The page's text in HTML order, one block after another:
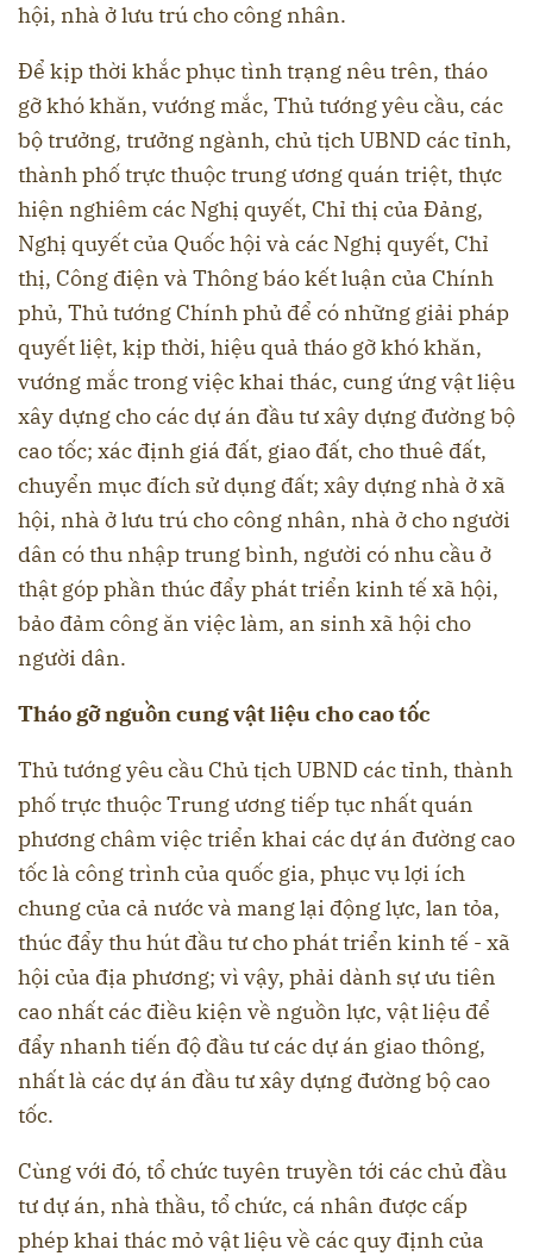
hội, nhà ở lưu trú cho công nhân.
Để kịp thời khắc phục tình trạng nêu trên, tháo
gỡ khó khăn, vướng mắc, Thủ tướng yêu cầu, các
bộ trưởng, trưởng ngành, chủ tịch UBND các tỉnh,
thành phố trực thuộc trung ương quán triệt, thực
hiện nghiêm các Nghị quyết, Chỉ thị của Đảng,
Nghị quyết của Quốc hội và các Nghị quyết, Chỉ
thị, Công điện và Thông báo kết luận của Chính
phủ, Thủ tướng Chính phủ để có những giải pháp
quyết liệt, kịp thời, hiệu quả tháo gỡ khó khăn,
vướng mắc trong việc khai thác, cung ứng vật liệu
xây dựng cho các dự án đầu tư xây dựng đường bộ
cao tốc; xác định giá đất, giao đất, cho thuê đất,
chuyển mục đích sử dụng đất; xây dựng nhà ở xã
hội, nhà ở lưu trú cho công nhân, nhà ở cho người
dân có thu nhập trung bình, người có nhu cầu ở
thật góp phần thúc đẩy phát triển kinh tế xã hội,
bảo đảm công ăn việc làm, an sinh xã hội cho
người dân.
Tháo gỡ nguồn cung vật liệu cho cao tốc
Thủ tướng yêu cầu Chủ tịch UBND các tỉnh, thành
phố trực thuộc Trung ương tiếp tục nhất quán
phương châm việc triển khai các dự án đường cao
tốc là công trình của quốc gia, phục vụ lợi ích
chung của cả nước và mang lại động lực, lan tỏa,
thúc đẩy thu hút đầu tư cho phát triển kinh tế - xã
hội của địa phương; vì vậy, phải dành sự ưu tiên
cao nhất các điều kiện về nguồn lực, vật liệu để
đẩy nhanh tiến độ đầu tư các dự án giao thông,
nhất là các dự án đầu tư xây dựng đường bộ cao
tốc.
Cùng với đó, tổ chức tuyên truyền tới các chủ đầu
tư dự án, nhà thầu, tổ chức, cá nhân được cấp
phép khai thác mỏ vật liệu về các quy định của